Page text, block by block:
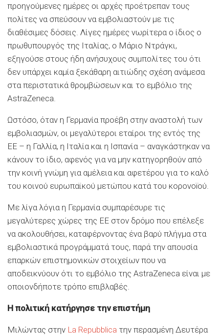
προηγούμενες ημέρες οι αρχές προέτρεπαν τους
πολίτες να σπεύσουν να εμβολιαστούν με τις
διαθέσιμες δόσεις. Λίγες ημέρες νωρίτερα ο ίδιος ο
πρωθυπουργός της Ιταλίας, ο Μάριο Ντράγκι,
εξηγούσε στους ήδη ανήσυχους συμπολίτες του ότι
δεν υπάρχει καμία ξεκάθαρη αιτιώδης σχέση ανάμεσα
στα περιστατικά θρομβώσεων και το εμβόλιο της
AstraZeneca.
Ωστόσο, όταν η Γερμανία προέβη στην αναστολή των
εμβολιασμών, οι μεγαλύτεροι εταίροι της εντός της
ΕΕ – η Γαλλία, η Ιταλία και η Ισπανία – αναγκάστηκαν να
κάνουν το ίδιο, αφενός για να μην κατηγορηθούν από
την κοινή γνώμη για αμέλεια και αφετέρου για το καλό
του κοινού ευρωπαϊκού μετώπου κατά του κορονοïού.
Με λίγα λόγια η Γερμανία συμπαρέσυρε τις
μεγαλύτερες χώρες της ΕΕ στον δρόμο που επέλεξε
να ακολουθήσει, καταφέρνοντας ένα βαρύ πλήγμα στα
εμβολιαστικά προγράμματά τους, παρά την απουσία
επαρκών επιστημονικών στοιχείων που να
αποδεικνύουν ότι το εμβόλιο της AstraZeneca είναι με
οποιονδήποτε τρόπο επιβλαβές.
Η πολιτική κατήργησε την επιστήμη
Μιλώντας στην La Repubblica την περασμένη Δευτέρα